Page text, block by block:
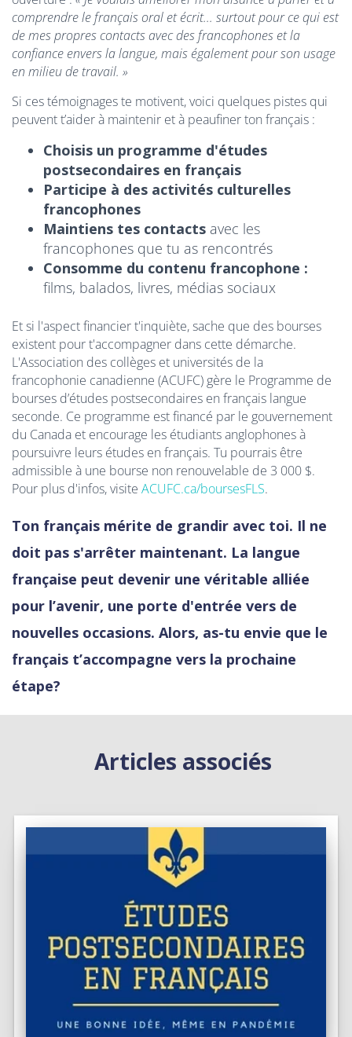
comprendre le français oral et écrit... surtout pour ce qui est
de mes propres contacts avec des francophones et la
confiance envers la langue, mais également pour son usage
en milieu de travail. »
Si ces témoignages te motivent, voici quelques pistes qui
peuvent t’aider à maintenir et à peaufiner ton français :
Choisis un programme d'études
postsecondaires en français
Participe à des activités culturelles
francophones
Maintiens tes contacts avec les
francophones que tu as rencontrés
Consomme du contenu francophone :
films, balados, livres, médias sociaux
Et si l'aspect financier t'inquiète, sache que des bourses
existent pour t'accompagner dans cette démarche.
L'Association des collèges et universités de la
francophonie canadienne (ACUFC) gère le Programme de
bourses d’études postsecondaires en français langue
seconde. Ce programme est financé par le gouvernement
du Canada et encourage les étudiants anglophones à
poursuivre leurs études en français. Tu pourrais être
admissible à une bourse non renouvelable de 3 000 $.
Pour plus d'infos, visite ACUFC.ca/boursesFLS.
Ton français mérite de grandir avec toi. Il ne
doit pas s'arrêter maintenant. La langue
française peut devenir une véritable alliée
pour l’avenir, une porte d'entrée vers de
nouvelles occasions. Alors, as-tu envie que le
français t’accompagne vers la prochaine
étape?
Articles associés